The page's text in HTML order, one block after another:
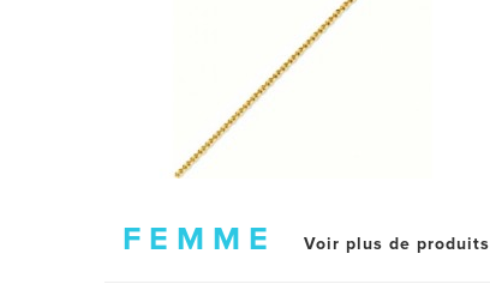
FEMME Voir plus de produits